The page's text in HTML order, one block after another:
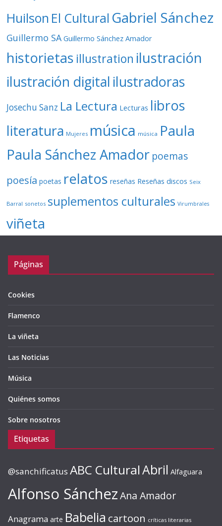
Huilson El Cultural Gabriel Sánchez
Guillermo SA Guillermo Sánchez Amador
historietas illustration ilustración
ilustración digital ilustradoras
Josechu Sanz La Lectura Lecturas libros
literatura Mujeres música música Paula
Paula Sánchez Amador poemas
poesía poetas relatos reseñas Reseñas discos Seix
Barral sonetos suplementos culturales Virumbrales
viñeta
Páginas
Cookies
Flamenco
La viñeta
Las Noticias
Música
Quiénes somos
Sobre nosotros
Etiquetas
@sanchificatus ABC CulturalAbril Alfaguara
Alfonso SánchezAna Amador
Anagrama arte Babelia cartoon críticas literarias